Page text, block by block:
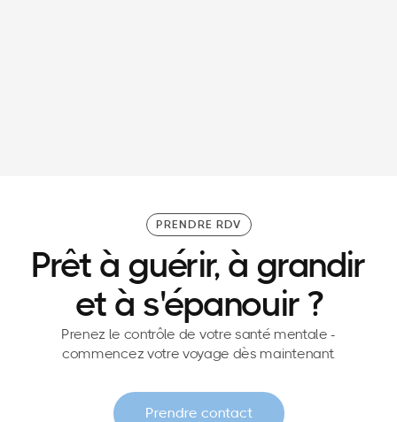
PRENDRE RDV
Prêt à guérir, à grandir
et à s'épanouir ?
Prenez le contrôle de votre santé mentale -
commencez votre voyage dès maintenant.
Prendre contact